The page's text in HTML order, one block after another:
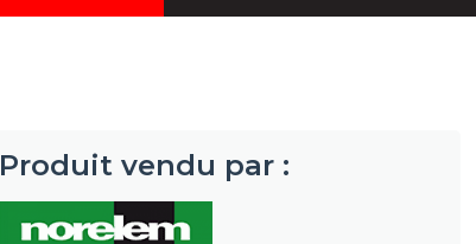
Produit vendu par :